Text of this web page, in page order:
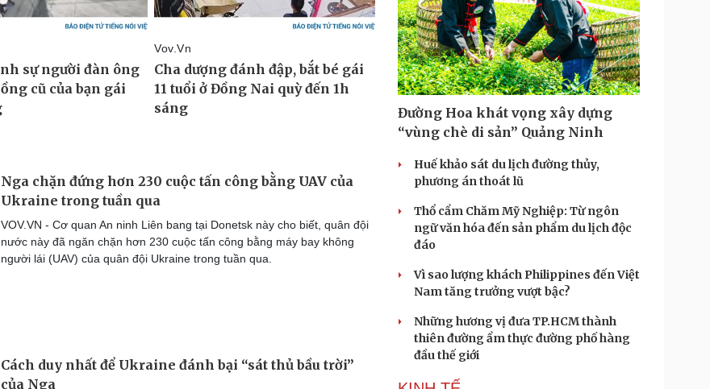
Nga chặn đứng hơn 230 cuộc tấn công bằng UAV của
Ukraine trong tuần qua
VOV.VN - Cơ quan An ninh Liên bang tại Donetsk này cho biết, quân đội
nước này đã ngăn chặn hơn 230 cuộc tấn công bằng máy bay không
người lái (UAV) của quân đội Ukraine trong tuần qua.
Cách duy nhất để Ukraine đánh bại “sát thủ bầu trời”
của Nga
Đường Hoa khát vọng xây dựng
“vùng chè di sản” Quảng Ninh
Huế khảo sát du lịch đường thủy,
phương án thoát lũ
Thổ cẩm Chăm Mỹ Nghiệp: Từ ngôn
ngữ văn hóa đến sản phẩm du lịch độc
đáo
Vì sao lượng khách Philippines đến Việt
Nam tăng trưởng vượt bậc?
Những hương vị đưa TP.HCM thành
thiên đường ẩm thực đường phố hàng
đầu thế giới